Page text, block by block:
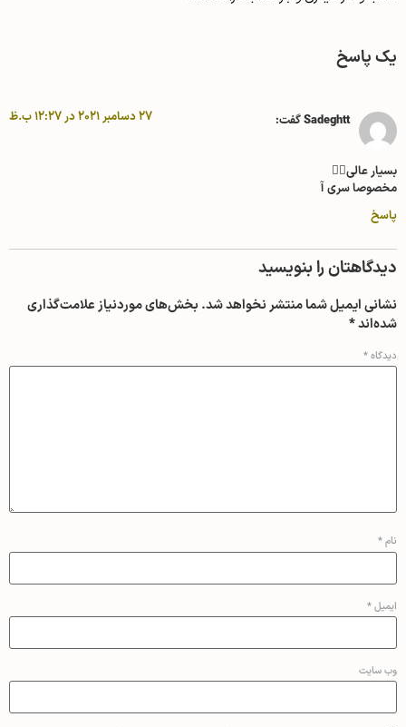
یک پاسخ
Sadeghttگفت: 27 دسامبر 2021 در 12:27 ب.ظ
بسیار عالی👌🏼
مخصوصا سری آ
پاسخ
دیدگاهتان را بنویسید
نشانی ایمیل شما منتشر نخواهد شد.بخش‌های موردنیاز علامت‌گذاری
شده‌اند*
دیدگاه*
نام*
ایمیل*
وب‌ سایت